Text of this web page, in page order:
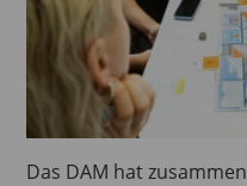
Das DAM hat